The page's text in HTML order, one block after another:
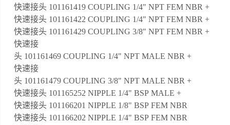
快速接头 101161419 COUPLING 1/4" NPT FEM NBR +
快速接头 101161422 COUPLING 1/4" NPT FEM NBR +
快速接头 101161429 COUPLING 3/8" NPT FEM NBR +
快速接
头 101161469 COUPLING 1/4" NPT MALE NBR +
快速接
头 101161479 COUPLING 3/8" NPT MALE NBR +
快速接头 101165252 NIPPLE 1/4" BSP MALE +
快速接头 101166201 NIPPLE 1/8" BSP FEM NBR
快速接头 101166202 NIPPLE 1/4" BSP FEM NBR